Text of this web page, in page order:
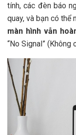
tính, các đèn báo
quay, và bạn có thể
màn hình vẫn
“No Signal” (Không